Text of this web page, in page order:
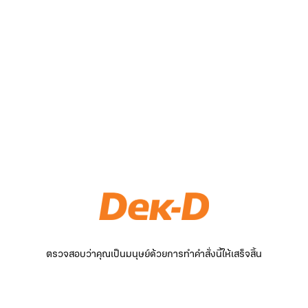
ตรวจสอบว่าคุณเป็นมนุษย์ด้วยการทำคำสั่งนี้ให้เสร็จสิ้น